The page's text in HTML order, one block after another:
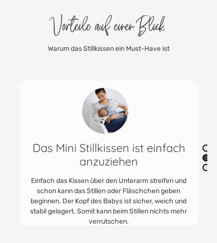
Vorteile auf einen Blick
Warum das Stillkissen ein Must-Have ist
Das Stillkissen für den Arm
Das kleine Mini Stillkissen ist ein praktischer und toller
Begleiter für alle frisch gebackenen Eltern. Das kleine
Stillkissen für den Arm sorgt für ein komfortables
Stillen und Fläschchen geben egal ob unterwegs
oder Zuhause. Es entlastet den Arm und
Schulterbereich.